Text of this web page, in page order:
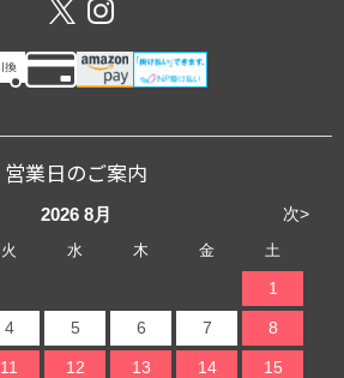
営業日のご案内
次>
2026 8月
火 水 木 金 土
1
4 5 6 7 8
11 12 13 14 15